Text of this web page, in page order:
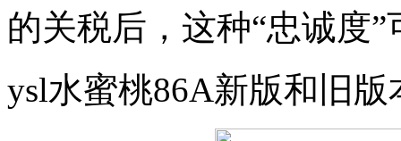
的关税后，这种“忠诚度
ysl水蜜桃86A新版和